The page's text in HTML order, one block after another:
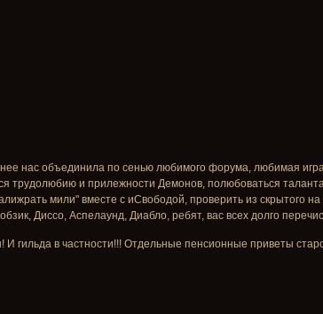
нас объединила по сенью любимого форума, любимая
трудолюбию и прилежности Демонов, полюбоваться
мили" вместе с иСвободой, проверить из скрытого
Диссо, Аспелаунд, Диабло, ребят, вас всех долго
гильда в частности!!! Отдельные пенсионные приветы